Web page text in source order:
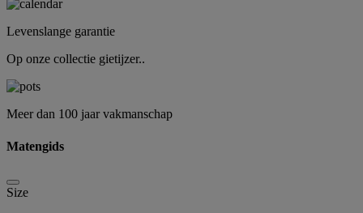
Levenslange garantie
Op onze collectie gietijzer..
Meer dan 100 jaar vakmanschap
Matengids
Size